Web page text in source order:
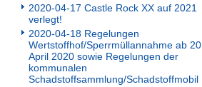
2020-04-17 Castle Rock XX auf 2021
verlegt!
2020-04-18 Regelungen
Wertstoffhof/Sperrmüllannahme ab 20.
April 2020 sowie Regelungen der
kommunalen
Schadstoffsammlung/Schadstoffmobil